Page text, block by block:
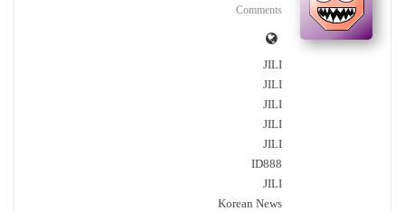
Comments
JILI
JILI
JILI
JILI
JILI
ID888
JILI
Korean News